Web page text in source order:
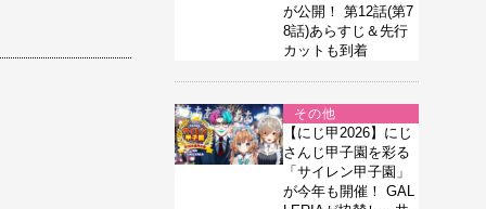
が公開！ 第12話(第7
8話)あらすじ＆先行
カットも到着
その他
【にじ甲2026】にじ
さんじ甲子園を彩る
「サイレン甲子園」
が今年も開催！ GAL